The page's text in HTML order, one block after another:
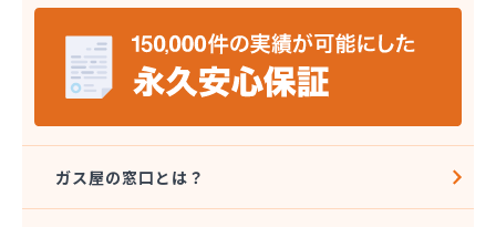
株式会社エコア 福岡西営業所
株式会社エコア 福岡東営業所
株式会社エスケーエナジー
株式会社エネサンス九州 久留米営業所
株式会社カネマサ
株式会社キハラ
ガス屋の窓口とは？